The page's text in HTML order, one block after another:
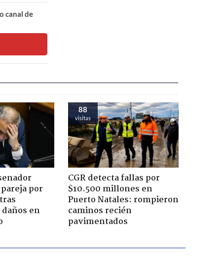
canal de
por
en
88
visitas
CGR detecta fallas por
$10.500 millones en
Puerto Natales: rompieron
caminos recién
pavimentados